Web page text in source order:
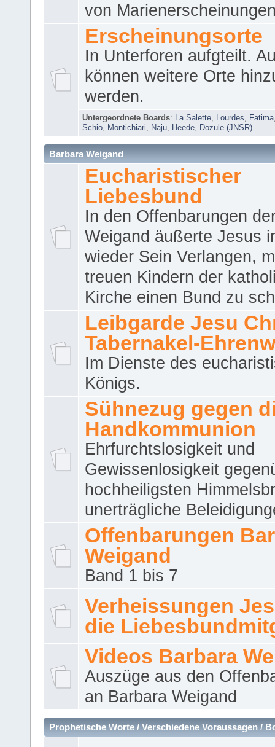
von
Erscheinungsorte
In Unterforen aufgteilt.
können weitere Orte
werden.
Untergeordnete Boards: La Salette Lourdes Fatima
Schio
Montichiari Naju Heede Dozule (JNSR)
Barbara Weigand
Eucharistischer
Liebesbund
In den Offenbarungen
Weigand äußerte Jesus
wieder Sein Verlangen,
treuen Kindern der
Kirche einen Bund zu
Leibgarde Jesu
Tabernakel-
Im Dienste des
Königs.
Sühnezug gegen
Handkommunion
Ehrfurchtslosigkeit und
Gewissenlosigkeit
hochheiligsten
unerträgliche
Offenbarungen
Weigand
Band 1 bis 7
Verheissungen
die
Videos Barbara
Auszüge aus den
an Barbara Weigand
Prophetische Worte / Verschiedene Voraussagen /